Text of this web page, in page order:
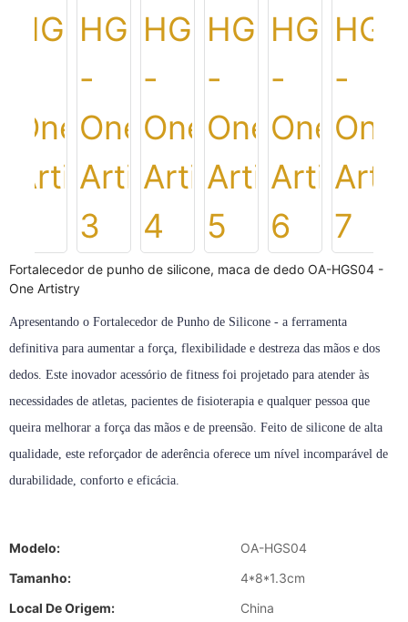
Fortalecedor de punho de silicone, maca de dedo OA-HGS04 -
One Artistry
Apresentando o Fortalecedor de Punho de Silicone - a ferramenta
definitiva para aumentar a força, flexibilidade e destreza das mãos e dos
dedos. Este inovador acessório de fitness foi projetado para atender às
necessidades de atletas, pacientes de fisioterapia e qualquer pessoa que
queira melhorar a força das mãos e de preensão. Feito de silicone de alta
qualidade, este reforçador de aderência oferece um nível incomparável de
durabilidade, conforto e eficácia.
Modelo:
OA-HGS04
Tamanho:
4*8*1.3cm
Local De Origem:
China